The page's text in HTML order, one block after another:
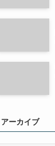
アーカイブ